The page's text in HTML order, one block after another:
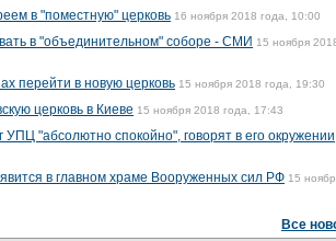
в "поместную" церковь 16 ноября 2018 года, 10:00
в "объединительном" соборе - СМИ 15 ноября
перейти в новую церковь 15 ноября 2018 года, 19:30
церковь в Киеве 15 ноября 2018 года, 17:43
"абсолютно спокойно", говорят в его окружении
в главном храме Вооруженных сил РФ 15
Все